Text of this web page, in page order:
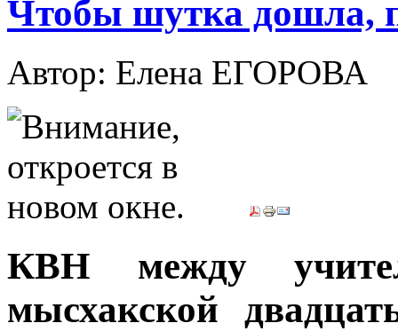
Чтобы шутка дошла,
Автор: Елена ЕГОРОВА
КВН между
мысхакской